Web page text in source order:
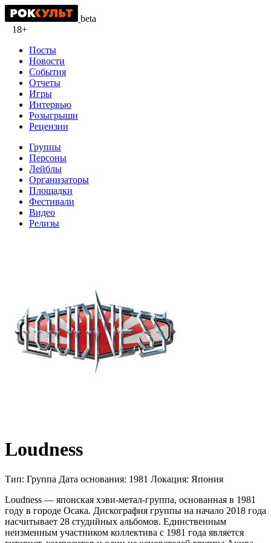
beta
18+
Посты
Новости
События
Отчеты
Игры
Интервью
Розыгрыши
Рецензии
Группы
Персоны
Лейблы
Организаторы
Площадки
Фестивали
Видео
Релизы
Loudness
Тип: Группа Дата основания: 1981 Локация: Япония
Loudness — японская хэви-метал-группа, основанная в 1981
году в городе Осака. Дискография группы на начало 2018 года
насчитывает 28 студийных альбомов. Единственным
неизменным участником коллектива с 1981 года является